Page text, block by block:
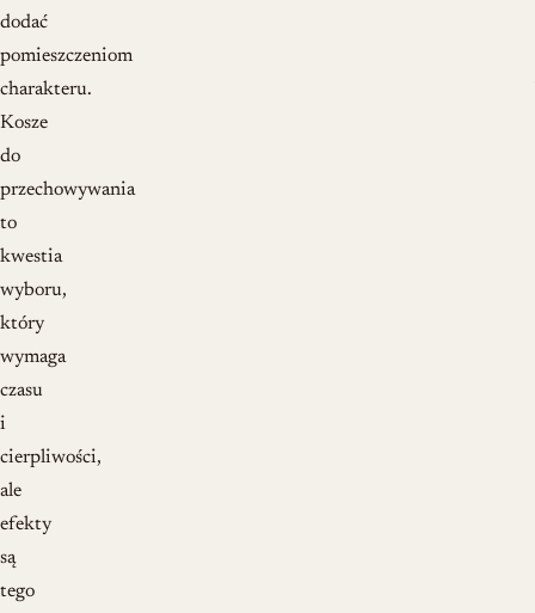
dodać
pomieszczeniom
charakteru.
Kosze
do
przechowywania
to
kwestia
wyboru,
który
wymaga
czasu
i
cierpliwości,
ale
efekty
są
tego